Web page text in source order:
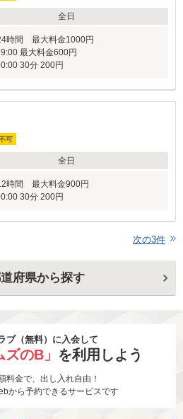
全日
時間 最大料金1000円
最大料金600円
30分 200円
可
全日
時間 最大料金900円
30分 200円
次の3件
府県から探す
ブ（無料）に入会して
ズのB」 を利用しよう
料金で、出し入れ自由！
から予約できるサービスです